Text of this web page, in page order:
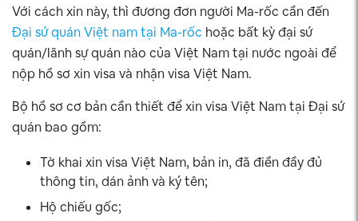
Với cách xin này, thì đương đơn người Ma-rốc cần đến
Đại sứ quán Việt nam tại Ma-rốc hoặc bất kỳ đại sứ
quán/lãnh sự quán nào của Việt Nam tại nước ngoài để
nộp hồ sơ xin visa và nhận visa Việt Nam.
Bộ hồ sơ cơ bản cần thiết để xin visa Việt Nam tại Đại sứ
quán bao gồm:
Tờ khai xin visa Việt Nam, bản in, đã điền đầy đủ
thông tin, dán ảnh và ký tên;
Hộ chiếu gốc;